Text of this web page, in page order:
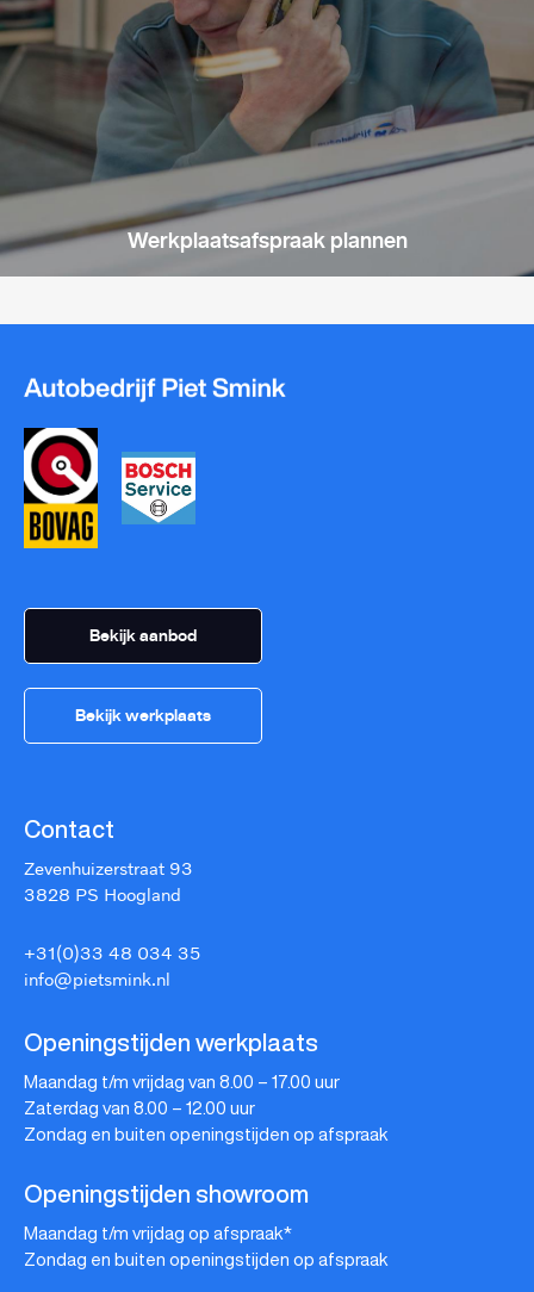
Werkplaatsafspraak plannen
Bekijk aanbod
Bekijk werkplaats
Contact
Zevenhuizerstraat 93
3828 PS Hoogland
+31(0)33 48 034 35
info@pietsmink.nl
Openingstijden werkplaats
Maandag t/m vrijdag van 8.00 – 17.00 uur
Zaterdag van 8.00 – 12.00 uur
Zondag en buiten openingstijden op afspraak
Openingstijden showroom
Maandag t/m vrijdag op afspraak*
Zondag en buiten openingstijden op afspraak